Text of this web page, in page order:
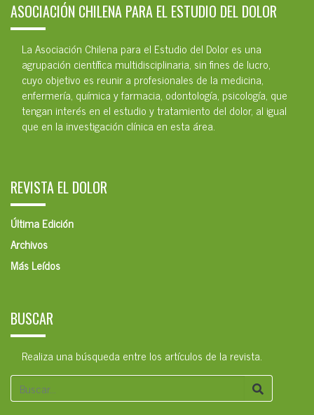
ASOCIACIÓN CHILENA PARA EL ESTUDIO DEL DOLOR
La Asociación Chilena para el Estudio del Dolor es una
agrupación científica multidisciplinaria, sin fines de lucro,
cuyo objetivo es reunir a profesionales de la medicina,
enfermería, química y farmacia, odontología, psicología, que
tengan interés en el estudio y tratamiento del dolor, al igual
que en la investigación clínica en esta área.
REVISTA EL DOLOR
Última Edición
Archivos
Más Leídos
BUSCAR
Realiza una búsqueda entre los artículos de la revista.